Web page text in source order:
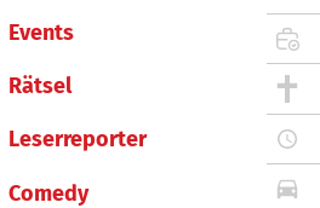
Events
Rätsel
Leserreporter
Comedy